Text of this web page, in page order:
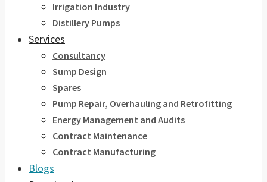
Irrigation Industry
Distillery Pumps
Services
Consultancy
Sump Design
Spares
Pump Repair, Overhauling and Retrofitting
Energy Management and Audits
Contract Maintenance
Contract Manufacturing
Blogs